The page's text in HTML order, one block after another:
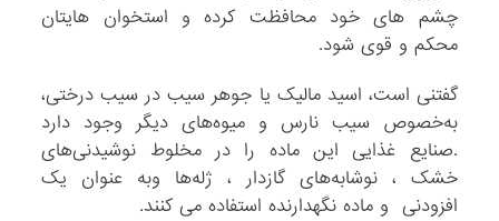
چشم های خود محافظت کرده و استخوان هایتان
محکم و قوی شود.
گفتنی است، اسید مالیک یا جوهر سیب در سیب درختی،
به‌خصوص سیب نارس و میوه‌های دیگر وجود دارد
.صنایع غذایی این ماده را در مخلوط نوشیدنی‌های
خشک ، نوشابه‌های گازدار ، ژله‌ها وبه عنوان یک
افزودنی و ماده نگهدارنده استفاده می کنند.